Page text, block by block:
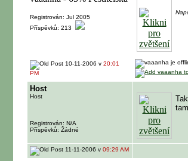
Registrován: Jul 2005
Příspěvků: 213
10-11-2006 v 20:01
PM
Host
Host
Registrován: N/A
Příspěvků: Žádné
11-11-2006 v 09:29 AM